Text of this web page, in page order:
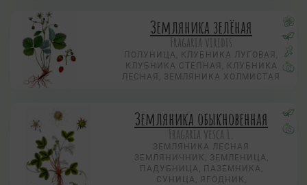
Земляника зелёная
Fragaria viridis
ПОЛУНИЦА, КЛУБНИКА ЛУГОВАЯ,
КЛУБНИКА СТЕПНАЯ, КЛУБНИКА
ЛЕСНАЯ, ЗЕМЛЯНИКА ХОЛМИСТАЯ
Земляника обыкновенная
Fragaria vesca L.
ЗЕМЛЯНИКА ЛЕСНАЯ
ЗЕМЛЯНИЧНИК, ЗЕМЛЕНИЦА,
ПАДУБНИЦА, ПАЗЕМНИКА,
СУНИЦА, ЯГОДНИК,